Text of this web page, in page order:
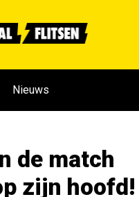
Nieuws
de match
zijn hoofd!